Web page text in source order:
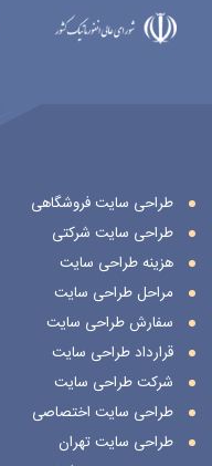
طراحی سایت فروشگاهی
طراحی سایت شرکتی
هزینه طراحی سایت
مراحل طراحی سایت
سفارش طراحی سایت
قرارداد طراحی سایت
شرکت طراحی سایت
طراحی سایت اختصاصی
طراحی سایت تهران